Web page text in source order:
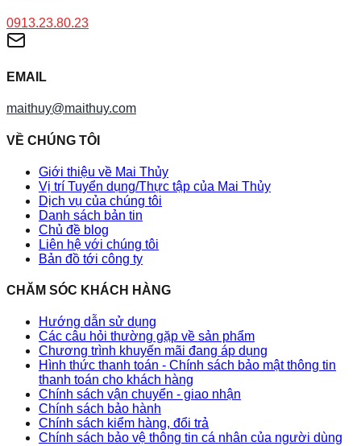
0913.23.80.23
EMAIL
maithuy@maithuy.com
VỀ CHÚNG TÔI
Giới thiệu về Mai Thủy
Vị trí Tuyển dụng/Thực tập của Mai Thủy
Dịch vụ của chúng tôi
Danh sách bản tin
Chủ đề blog
Liên hệ với chúng tôi
Bản đồ tới công ty
CHĂM SÓC KHÁCH HÀNG
Hướng dẫn sử dụng
Các câu hỏi thường gặp về sản phẩm
Chương trình khuyến mãi đang áp dụng
Hình thức thanh toán - Chính sách bảo mật thông tin
thanh toán cho khách hàng
Chính sách vận chuyển - giao nhận
Chính sách bảo hành
Chính sách kiểm hàng, đổi trả
Chính sách bảo vệ thông tin cá nhân của người dùng